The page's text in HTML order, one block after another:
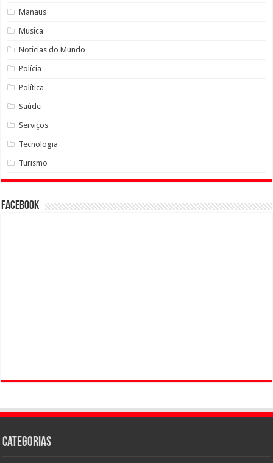
Manaus
Musica
Noticias do Mundo
Polícia
Política
Saúde
Serviços
Tecnologia
Turismo
Facebook
Categorias